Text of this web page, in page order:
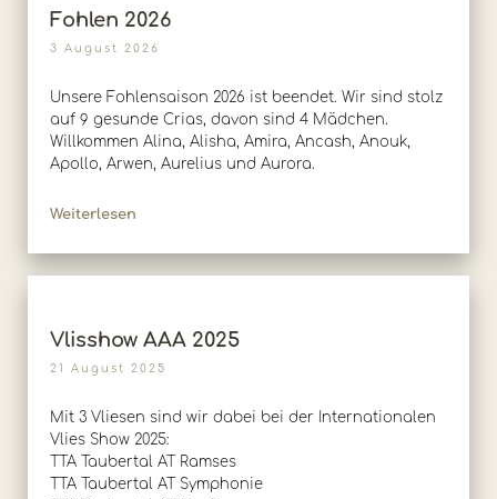
Fohlen 2026
3 August 2026
Unsere Fohlensaison 2026 ist beendet. Wir sind stolz
auf 9 gesunde Crias, davon sind 4 Mädchen.
Willkommen Alina, Alisha, Amira, Ancash, Anouk,
Apollo, Arwen, Aurelius und Aurora.
Weiterlesen
Vlisshow AAA 2025
21 August 2025
Mit 3 Vliesen sind wir dabei bei der Internationalen
Vlies Show 2025:
TTA Taubertal AT Ramses
TTA Taubertal AT Symphonie